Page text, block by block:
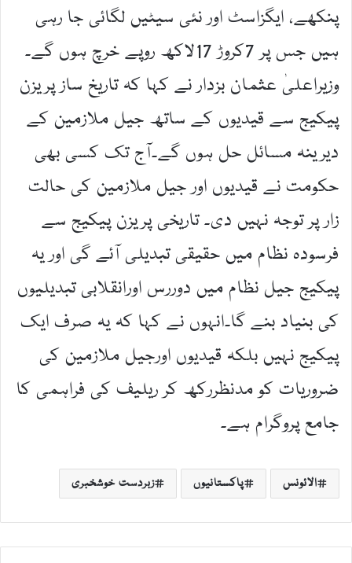
پنکھے، ایگزاسٹ اور نئی سیٹیں لگائی جا رہی
ہیں جس پر 7کروڑ 17لاکھ روپے خرچ ہوں گے۔
وزیراعلیٰ عثمان بزدار نے کہا کہ تاریخ ساز پریزن
پیکیج سے قیدیوں کے ساتھ جیل ملازمین کے
دیرینہ مسائل حل ہوں گے۔آج تک کسی بھی
حکومت نے قیدیوں اور جیل ملازمین کی حالت
زار پر توجہ نہیں دی۔ تاریخی پریزن پیکیج سے
فرسودہ نظام میں حقیقی تبدیلی آئے گی اور یہ
پیکیج جیل نظام میں دوررس اورانقلابی تبدیلیوں
کی بنیاد بنے گا۔انہوں نے کہا کہ یہ صرف ایک
پیکیج نہیں بلکہ قیدیوں اورجیل ملازمین کی
ضروریات کو مدنظررکھ کر ریلیف کی فراہمی کا
جامع پروگرام ہے۔
الائونس پاکستانیوں زبردست خوشخبری